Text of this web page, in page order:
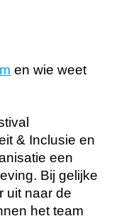
en wie weet
& Inclusie en
een
Bij gelijke
uit naar de
het team